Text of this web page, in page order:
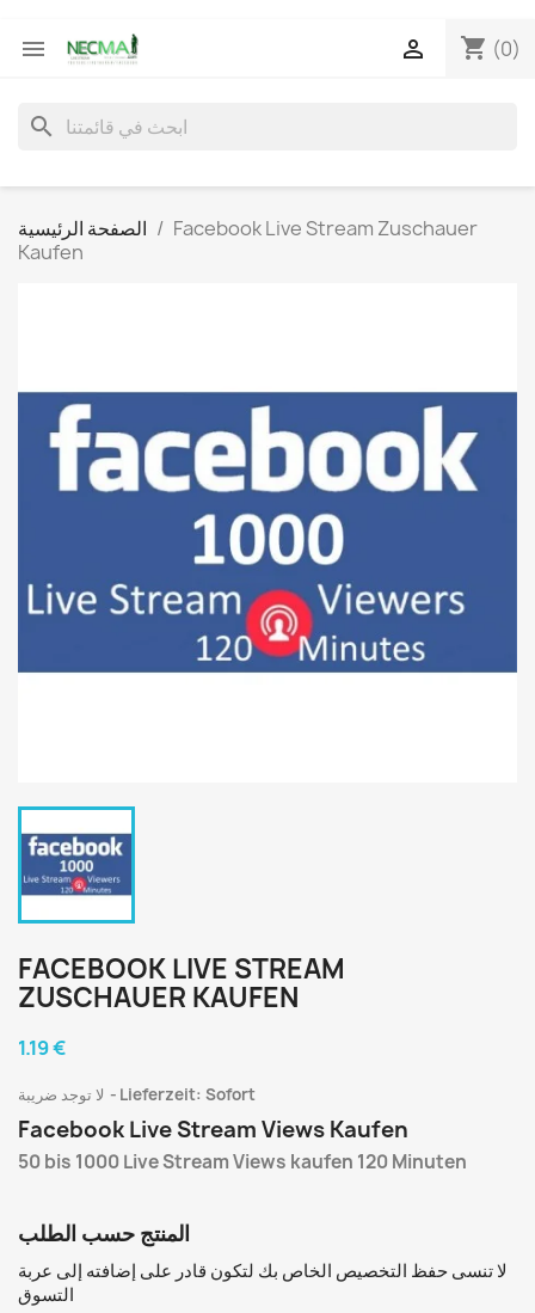
 shopping_cart (0)

search
الصفحة الرئيسية
Facebook Live Stream Zuschauer
Kaufen
FACEBOOK LIVE STREAM
ZUSCHAUER KAUFEN
1.19 €
Lieferzeit: Sofort
Facebook Live Stream Views Kaufen
50 bis 1000 Live Stream Views kaufen 120 Minuten
المنتج حسب الطلب
لا تنسى حفظ التخصيص الخاص بك لتكون قادر على إضافته إلى عربة
التسوق